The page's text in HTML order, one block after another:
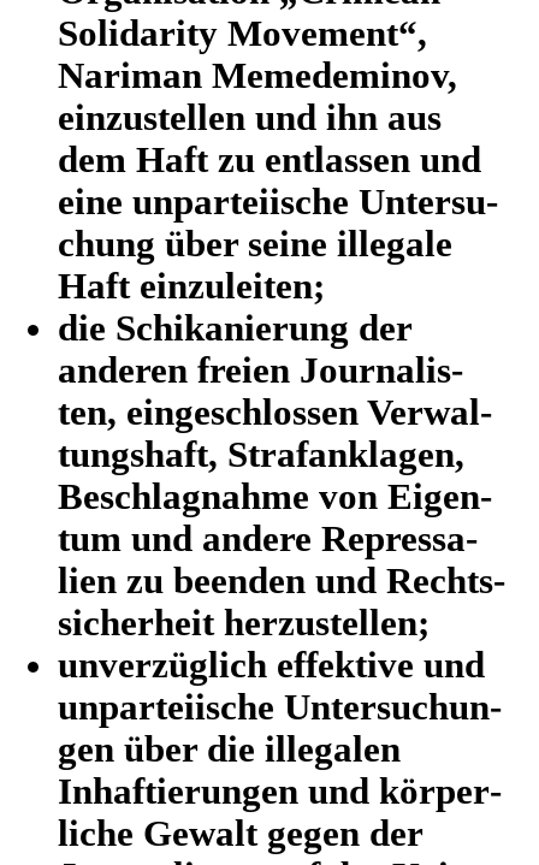
Soli­da­rity Move­ment“,
Nariman Meme­de­mi­nov,
ein­zu­stel­len und ihn aus
dem Haft zu ent­las­sen und
eine unpar­tei­ische Unter­su­
chung über seine ille­gale
Haft einzuleiten;
die Schi­ka­nie­rung der
anderen freien Jour­na­lis­
ten, ein­ge­schlos­sen Ver­wal­
tungs­haft, Straf­an­kla­gen,
Beschlag­nahme von Eigen­
tum und andere Repres­sa­
lien zu beenden und Rechts­
si­cher­heit herzustellen;
unver­züg­lich effek­tive und
unpar­tei­ische Unter­su­chun­
gen über die ille­ga­len
Inhaf­tie­run­gen und kör­per­
li­che Gewalt gegen der